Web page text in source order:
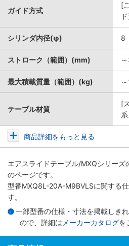
ガイド方式
[
シリンダ内径(φ) 8
ストローク（範囲）(mm)
最大積載質量（範囲）(kg)
テーブル材質
[
商品詳細をもっと見る
エアスライドテーブル/MXQシリーズ
のページです。
型番MXQ8L-20A-M9BVLSに関する
す。
一部型番の仕様・寸法を掲載しき
ので、詳細は メーカーカタログを